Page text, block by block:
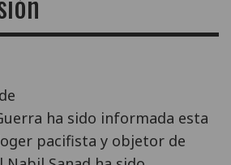
ha sido informada esta
pacifista y objetor de